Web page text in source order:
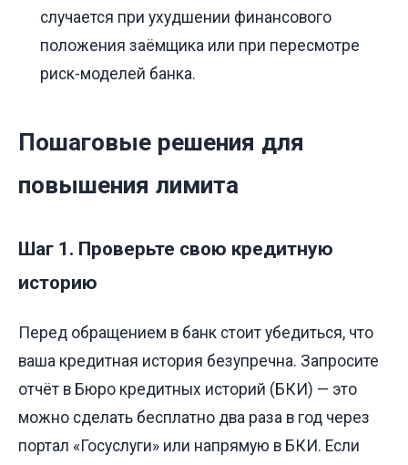
случается при ухудшении финансового
положения заёмщика или при пересмотре
риск-моделей банка.
Пошаговые решения для
повышения лимита
Шаг 1. Проверьте свою кредитную
историю
Перед обращением в банк стоит убедиться, что
ваша кредитная история безупречна. Запросите
отчёт в Бюро кредитных историй (БКИ) — это
можно сделать бесплатно два раза в год через
портал «Госуслуги» или напрямую в БКИ. Если